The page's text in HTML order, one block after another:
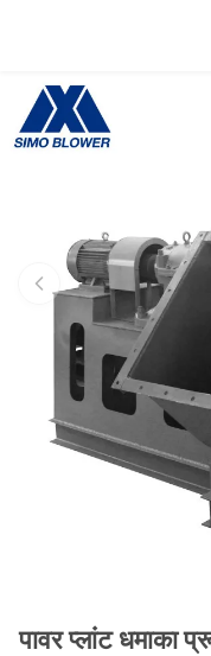
पावर प्लांट धमाका